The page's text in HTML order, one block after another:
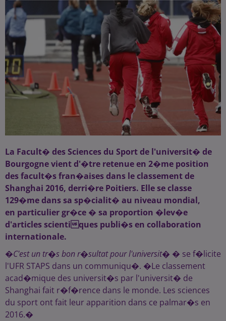
La Facult� des Sciences du Sport de l'universit� de
Bourgogne vient d'�tre retenue en 2�me position
des facult�s fran�aises dans le classement de
Shanghai 2016, derri�re Poitiers. Elle se classe
129�me dans sa sp�cialit� au niveau mondial,
en particulier gr�ce � sa proportion �lev�e
d'articles scientiques publi�s en collaboration
internationale.
�C'est un tr�s bon r�sultat pour l'universit� � se f�licite
l'UFR STAPS dans un communiqu�. �Le classement
acad�mique des universit�s par l'universit� de
Shanghai fait r�f�rence dans le monde. Les sciences
du sport ont fait leur apparition dans ce palmar�s en
2016.�